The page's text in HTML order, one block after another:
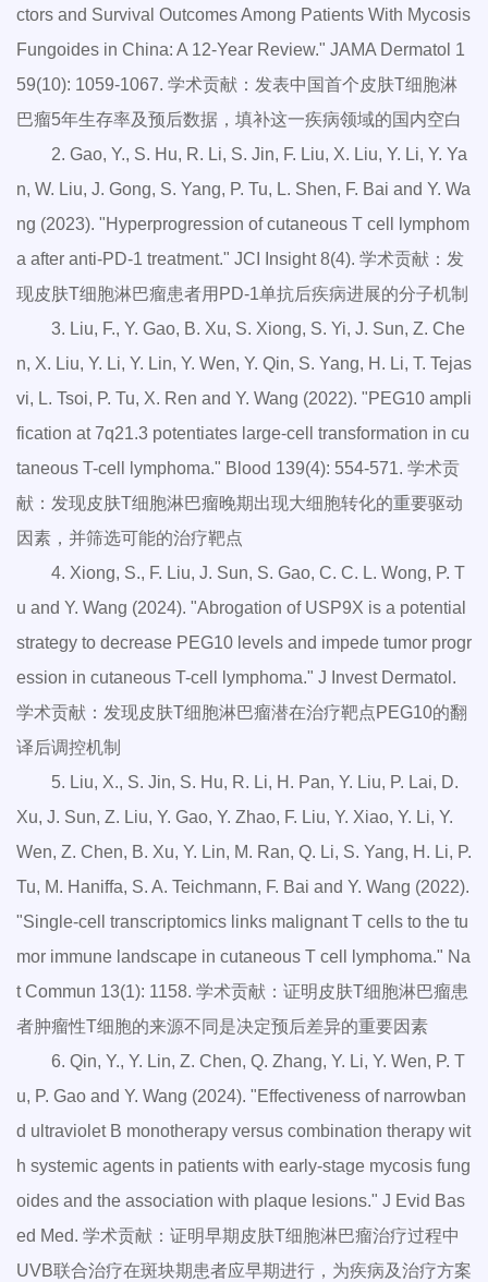
ctors and Survival Outcomes Among Patients With Mycosis
Fungoides in China: A 12-Year Review." JAMA Dermatol 1
59(10): 1059-1067. 学术贡献：发表中国首个皮肤T细胞淋
巴瘤5年生存率及预后数据，填补这一疾病领域的国内空白
2. Gao, Y., S. Hu, R. Li, S. Jin, F. Liu, X. Liu, Y. Li, Y. Ya
n, W. Liu, J. Gong, S. Yang, P. Tu, L. Shen, F. Bai and Y. Wa
ng (2023). "Hyperprogression of cutaneous T cell lymphom
a after anti-PD-1 treatment." JCI Insight 8(4). 学术贡献：发
现皮肤T细胞淋巴瘤患者用PD-1单抗后疾病进展的分子机制
3. Liu, F., Y. Gao, B. Xu, S. Xiong, S. Yi, J. Sun, Z. Che
n, X. Liu, Y. Li, Y. Lin, Y. Wen, Y. Qin, S. Yang, H. Li, T. Tejas
vi, L. Tsoi, P. Tu, X. Ren and Y. Wang (2022). "PEG10 ampli
fication at 7q21.3 potentiates large-cell transformation in cu
taneous T-cell lymphoma." Blood 139(4): 554-571. 学术贡
献：发现皮肤T细胞淋巴瘤晚期出现大细胞转化的重要驱动
因素，并筛选可能的治疗靶点
4. Xiong, S., F. Liu, J. Sun, S. Gao, C. C. L. Wong, P. T
u and Y. Wang (2024). "Abrogation of USP9X is a potential
strategy to decrease PEG10 levels and impede tumor progr
ession in cutaneous T-cell lymphoma." J Invest Dermatol.
学术贡献：发现皮肤T细胞淋巴瘤潜在治疗靶点PEG10的翻
译后调控机制
5. Liu, X., S. Jin, S. Hu, R. Li, H. Pan, Y. Liu, P. Lai, D.
Xu, J. Sun, Z. Liu, Y. Gao, Y. Zhao, F. Liu, Y. Xiao, Y. Li, Y.
Wen, Z. Chen, B. Xu, Y. Lin, M. Ran, Q. Li, S. Yang, H. Li, P.
Tu, M. Haniffa, S. A. Teichmann, F. Bai and Y. Wang (2022).
"Single-cell transcriptomics links malignant T cells to the tu
mor immune landscape in cutaneous T cell lymphoma." Na
t Commun 13(1): 1158. 学术贡献：证明皮肤T细胞淋巴瘤患
者肿瘤性T细胞的来源不同是决定预后差异的重要因素
6. Qin, Y., Y. Lin, Z. Chen, Q. Zhang, Y. Li, Y. Wen, P. T
u, P. Gao and Y. Wang (2024). "Effectiveness of narrowban
d ultraviolet B monotherapy versus combination therapy wit
h systemic agents in patients with early-stage mycosis fung
oides and the association with plaque lesions." J Evid Bas
ed Med. 学术贡献：证明早期皮肤T细胞淋巴瘤治疗过程中
UVB联合治疗在斑块期患者应早期进行，为疾病及治疗方案